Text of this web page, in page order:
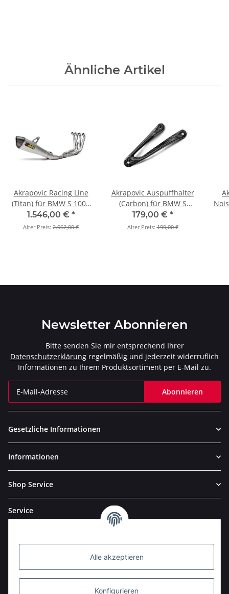
Alle akzeptieren
Konfigurieren
Ähnliche Artikel
Akrapovic Racing Line
(Titan) für BMW S 1000
RR - BJ. 2015 > 2018 (S-
B10R3-CZT)
1.546,00 € *
Alter Preis: 2.062,00 €
Akrapovic Auspuffhalter
(Carbon) für BMW S
1000 RR - BJ. 2015 >
2018 (P-MBB10R3/1)
179,00 € *
Alter Preis:199,00 €
Newsletter Abonnieren
Bitte senden Sie mir entsprechend Ihrer
Datenschutzerklärung regelmäßig und jederzeit widerruflich
Informationen zu Ihrem Produktsortiment per E-Mail zu.
Abonnieren
Gesetzliche Informationen
Informationen
Shop Service
Service